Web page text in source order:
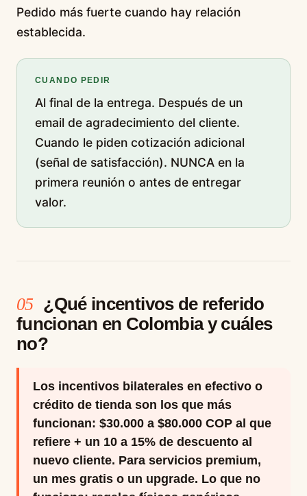
Pedido más fuerte cuando hay relación
establecida.
CUANDO PEDIR
Al final de la entrega. Después de un
email de agradecimiento del cliente.
Cuando le piden cotización adicional
(señal de satisfacción). NUNCA en la
primera reunión o antes de entregar
valor.
05 ¿Qué incentivos de referido
funcionan en Colombia y cuáles
no?
Los incentivos bilaterales en efectivo o
crédito de tienda son los que más
funcionan: $30.000 a $80.000 COP al que
refiere + un 10 a 15% de descuento al
nuevo cliente. Para servicios premium,
un mes gratis o un upgrade. Lo que no